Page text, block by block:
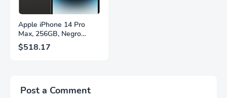
Apple iPhone 14 Pro
Max, 256GB, Negro
Espacial - Desbloqueado
(Renovado)
$518.17
Post a Comment